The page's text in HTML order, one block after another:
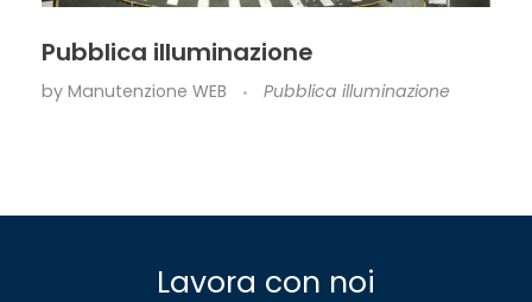
Pubblica illuminazione
by Manutenzione WEB Pubblica illuminazione
Lavora con noi